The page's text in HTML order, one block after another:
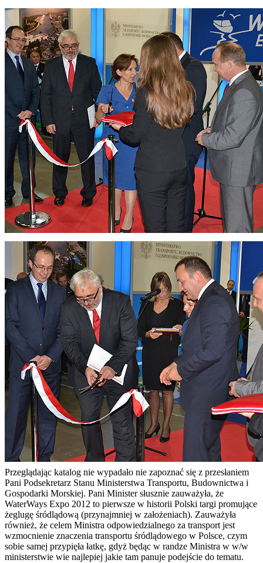
Przeglądając katalog nie wypadało nie zapoznać się z przesłaniem
Pani Podsekretarz Stanu Ministerstwa Transportu, Budownictwa i
Gospodarki Morskiej. Pani Minister słusznie zauważyła, że
WaterWays Expo 2012 to pierwsze w historii Polski targi promujące
żeglugę śródlądową (przynajmniej w założeniach). Zauważyła
również, że celem Ministra odpowiedzialnego za transport jest
wzmocnienie znaczenia transportu śródlądowego w Polsce, czym
sobie samej przypięła łatkę, gdyż będąc w randze Ministra w w/w
ministerstwie wie najlepiej jakie tam panuje podejście do tematu.